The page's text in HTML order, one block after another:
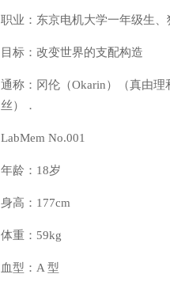
职业：东京电机大学一年级生、
目标：改变世界的支配构造
通称：冈伦（Okarin）（真由
丝）．
LabMem No.001
年龄：18岁
身高：177cm
体重：59kg
血型：A 型